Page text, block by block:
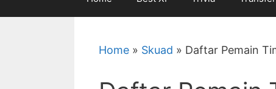
Home » Skuad » Daftar Pemain